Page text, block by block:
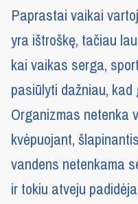
Paprastai vaikai
yra ištroškę, tačiau
kai vaikas serga,
pasiūlyti dažniau,
Organizmas netenka
kvėpuojant,
vandens netenkama
ir tokiu atveju